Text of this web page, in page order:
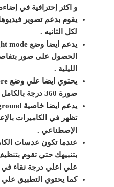
و اكثر إحترافية في
لكل الثانيه .
الحصول على صور
الليلية .
صورة 360 درجة بالكامل وكأنك داخل كرة .
تظهر في الكاميرات
الإصطناعي .
عندما تكون عدسات
بتنبيهك حتي تقوم
علي اعلي درجة نقاء